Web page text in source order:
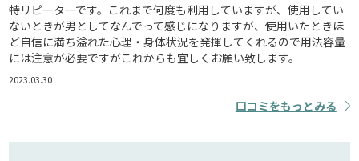
特リピーターです。これまで何度も利用していますが、使用してい
ないときが男としてなんでって感じになりますが、使用いたときほ
ど自信に満ち溢れた心理・身体状況を発揮してくれるので用法容量
には注意が必要ですがこれからも宜しくお願い致します。
2023.03.30
口コミをもっとみる